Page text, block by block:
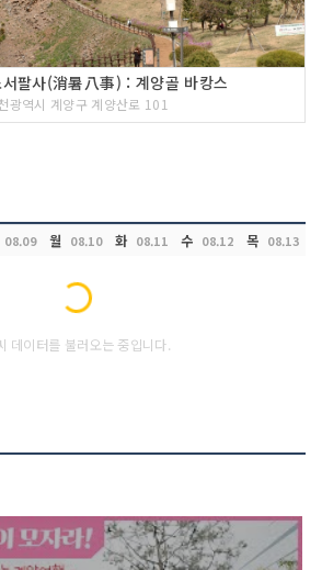
팔사(消暑八事) : 계양골 바캉스
광역시 계양구 계양산로 101
08.09 월 08.10 화 08.11 수 08.12 목 08.13
Loading...
데이터를 불러오는 중입니다.